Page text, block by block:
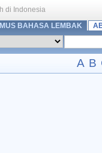
di Indonesia
BAHASA LEMBAK
A B